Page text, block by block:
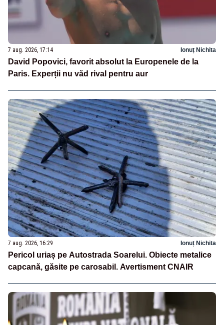
7 aug. 2026, 17:14 Ionuț Nichita
David Popovici, favorit absolut la Europenele de la
Paris. Experții nu văd rival pentru aur
7 aug. 2026, 16:29 Ionuț Nichita
Pericol uriaș pe Autostrada Soarelui. Obiecte metalice
capcană, găsite pe carosabil. Avertisment CNAIR